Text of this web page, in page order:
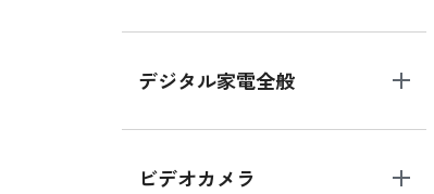
デジタル家電全般
ビデオカメラ